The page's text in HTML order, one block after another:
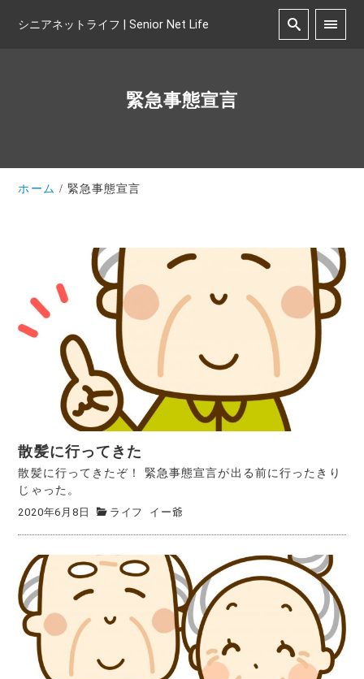
シニアネットライフ | Senior Net Life
緊急事態宣言
ホーム 緊急事態宣言
散髪に行ってきた
散髪に行ってきたぞ！ 緊急事態宣言が出る前に行ったきり
じゃった。
2020年6月8日 ライフ イー爺